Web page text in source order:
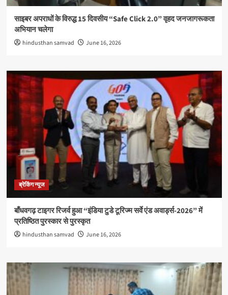
साइबर अपराधों के विरुद्ध 15 दिवसीय “Safe Click 2.0” वृहद जनजागरूकता
अभियान चलेगा
hindusthan samvad June 16, 2026
ब्रेकिंग न्यूज
बाँधवगढ़ टाइगर रिजर्व हुआ “इंडिया टुडे टूरिज्म सर्वे एंड अवार्ड्स-2026” में
प्रतिष्ठित पुरस्कार से पुरस्कृत
hindusthan samvad June 16, 2026